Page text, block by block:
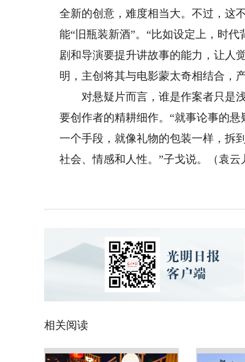
全新的创意，难度相当大。不过，这
能“旧瓶装新酒”。“比如设定上，时
剧和导演要提升讲故事的能力，让人
明，主创将其与电影蒙太奇相结合，
对悬疑片而言，谁是作案者只是浅
要创作者的精耕细作。“就事论事的
一个手段，就像礼物的包装一样，拆
社会、情感和人性。”子戈说。（袁云
相关阅读